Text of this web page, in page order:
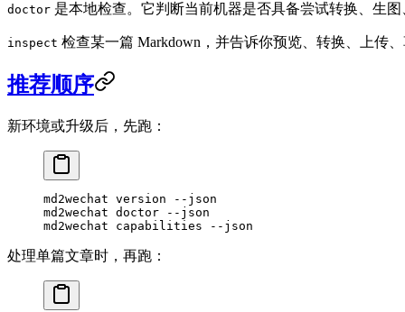
doctor 是本地检查。它判断当前机器是否具备尝试转换、生
inspect 检查某一篇 Markdown，并告诉你预览、转换、上传、
推荐顺序
新环境或升级后，先跑：
md2wechat version --json
md2wechat doctor --json
md2wechat capabilities --json
处理单篇文章时，再跑：